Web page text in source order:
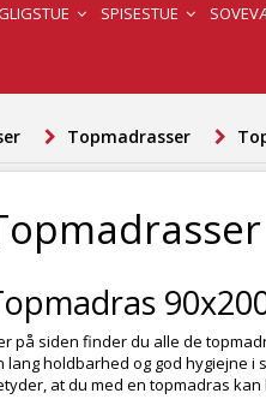
SPISESTUE
Topmadrasser
på siden finder du alle de
lang holdbarhed og god hygiejne i
at du med en topmadras